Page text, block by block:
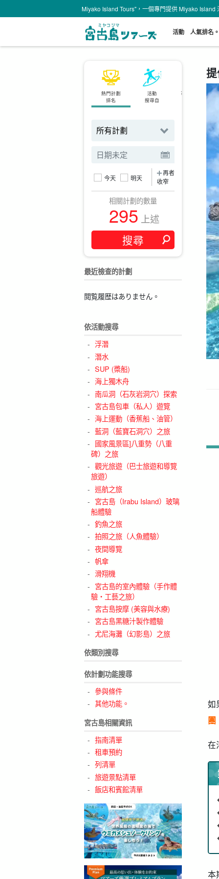
Miyako Island Tours"，一個專門提供 Miyako Island
活動 人氣排名。
熱門計劃
排名
活動
搜尋自
可當天預約
今天 明天
再者
收窄
相關計劃的數量
295 上述
最近檢查的計劃
閲覧履歴はありません。
依活動搜尋
浮潛
潛水
SUP (槳船)
海上獨木舟
南瓜洞（石灰岩洞穴）探索
宮古島包車（私人）遊覽
海上運動（香蕉船、油管）
藍洞（藍寶石洞穴）之旅
國家風景區]八重勢（八重
碑）之旅
觀光旅遊（巴士旅遊和導覽
旅遊）
巡航之旅
宮古島（Irabu Island）玻璃
船體驗
釣魚之旅
拍照之旅（人魚體驗）
夜間導覽
帆傘
滑翔機
宮古島的室內體驗（手作體
驗・工藝之旅）
宮古島按摩 (美容與水療)
宮古島黑糖汁製作體驗
尤尼海灘（幻影島）之旅
依類別搜尋
依計劃功能搜尋
參與條件
其他功能。
宮古島相關資訊
指南清單
租車預約
列清單
旅遊景點清單
飯店和賓館清單
如
團
在
本